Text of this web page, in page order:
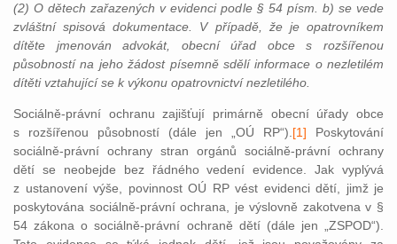
(2) O dětech zařazených v evidenci podle § 54 písm. b) se vede
zvláštní spisová dokumentace. V případě, že je opatrovníkem
dítěte jmenován advokát, obecní úřad obce s rozšířenou
působností na jeho žádost písemně sdělí informace o nezletilém
dítěti vztahující se k výkonu opatrovnictví nezletilého.
Sociálně-právní ochranu zajišťují primárně obecní úřady obce
s rozšířenou působností (dále jen „OÚ RP“). [1] Poskytování
sociálně-právní ochrany stran orgánů sociálně-právní ochrany
dětí se neobejde bez řádného vedení evidence. Jak vyplývá
z ustanovení výše, povinnost OÚ RP vést evidenci dětí, jimž je
poskytována sociálně-právní ochrana, je výslovně zakotvena v §
54 zákona o sociálně-právní ochraně dětí (dále jen „ZSPOD“).